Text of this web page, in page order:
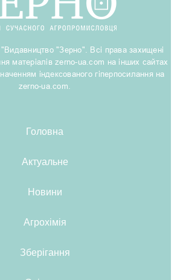
"Зерно". Всі права захищені
матеріалів zerno-ua.com на інших сайтах
індексованого гіперпосилання на
zerno-ua.com.
Головна
Актуальне
Новини
Агрохімія
Зберігання